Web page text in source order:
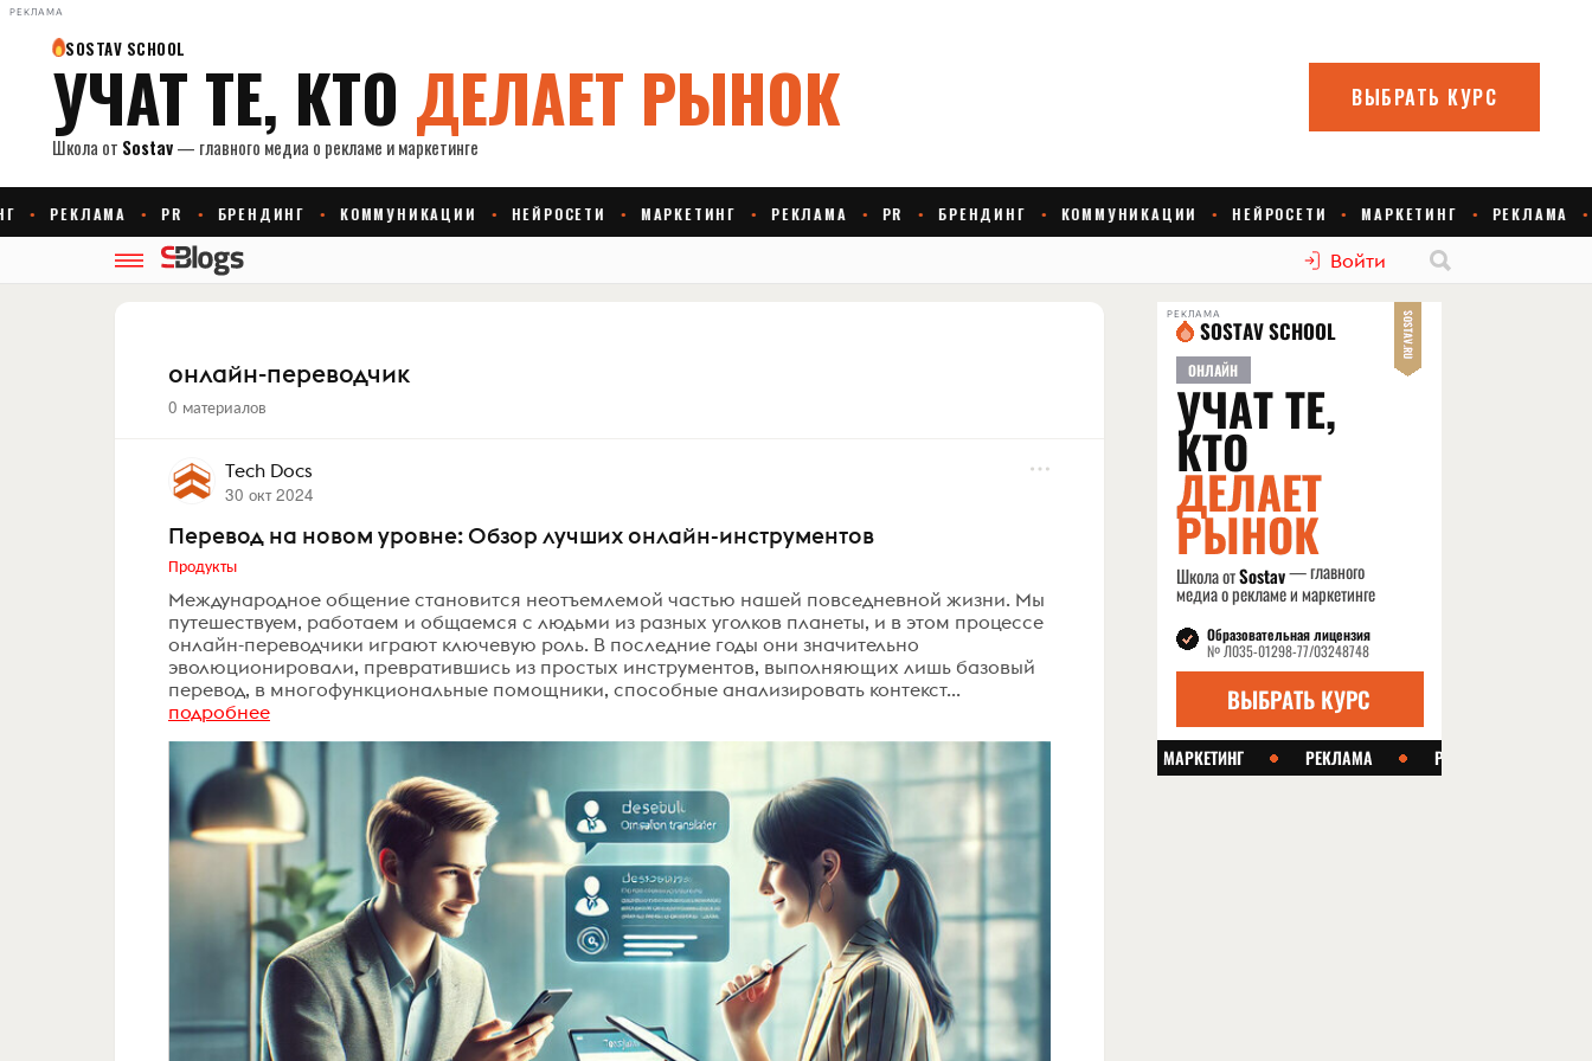
РЕКЛАМА
Войти
онлайн-переводчик
0 материалов
Tech Docs
30 окт 2024
Перевод на новом уровне: Обзор лучших онлайн-инструментов
Продукты
Международное общение становится неотъемлемой частью нашей повседневной жизни. Мы
путешествуем, работаем и общаемся с людьми из разных уголков планеты, и в этом процессе
онлайн-переводчики играют ключевую роль. В последние годы они значительно
эволюционировали, превратившись из простых инструментов, выполняющих лишь базовый
перевод, в многофункциональные помощники, способные анализировать контекст...
подробнее
РЕКЛАМА